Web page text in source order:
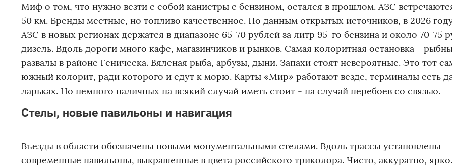
Миф о том, что нужно везти с собой канистры с бензином, остался в прошлом. АЗС
50 км. Бренды местные, но топливо качественное. По данным открытых источников, в 2026
АЗС в новых регионах держатся в диапазоне 65-70 рублей за литр 95-го бензина и около 70-75
дизель. Вдоль дороги много кафе, магазинчиков и рынков. Самая колоритная остановка -
развалы в районе Геническа. Вяленая рыба, арбузы, дыни. Запахи стоят невероятные. Это тот
южный колорит, ради которого и едут к морю. Карты «Мир» работают везде, терминалы есть
ларьках. Но немного наличных на всякий случай иметь стоит - на случай перебоев со связью.
Стелы, новые павильоны и навигация
Въезды в области обозначены новыми монументальными стелами. Вдоль трассы установлены
современные павильоны, выкрашенные в цвета российского триколора. Чисто, аккуратно, ярко.